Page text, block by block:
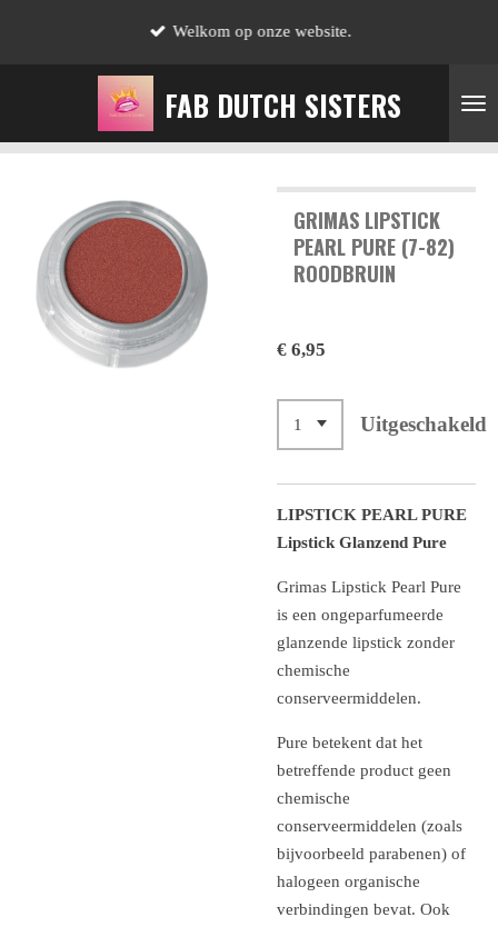
hoofdinhoud
FAB DUTCH SISTERS
Welkom op onze website.
GRIMAS LIPSTICK
PEARL PURE (7-82)
ROODBRUIN
€ 6,95
Uitgeschakeld
LIPSTICK PEARL PURE
Lipstick Glanzend Pure
Grimas Lipstick Pearl Pure
is een ongeparfumeerde
glanzende lipstick zonder
chemische
conserveermiddelen.
Pure betekent dat het
betreffende product geen
chemische
conserveermiddelen (zoals
bijvoorbeeld parabenen) of
halogeen organische
verbindingen bevat. Ook